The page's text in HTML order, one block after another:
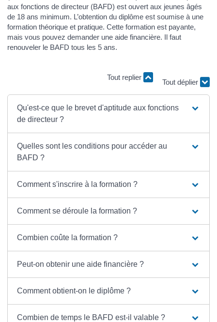
aux fonctions de directeur (BAFD) est ouvert aux jeunes âgés
de 18 ans minimum. L’obtention du diplôme est soumise à une
formation théorique et pratique. Cette formation est payante,
mais vous pouvez demander une aide financière. Il faut
renouveler le BAFD tous les 5 ans.
Tout replier
Qu'est-ce que le brevet d'aptitude aux fonctions
de directeur ?
Quelles sont les conditions pour accéder au
BAFD ?
Comment s'inscrire à la formation ?
Comment se déroule la formation ?
Combien coûte la formation ?
Peut-on obtenir une aide financière ?
Comment obtient-on le diplôme ?
Combien de temps le BAFD est-il valable ?